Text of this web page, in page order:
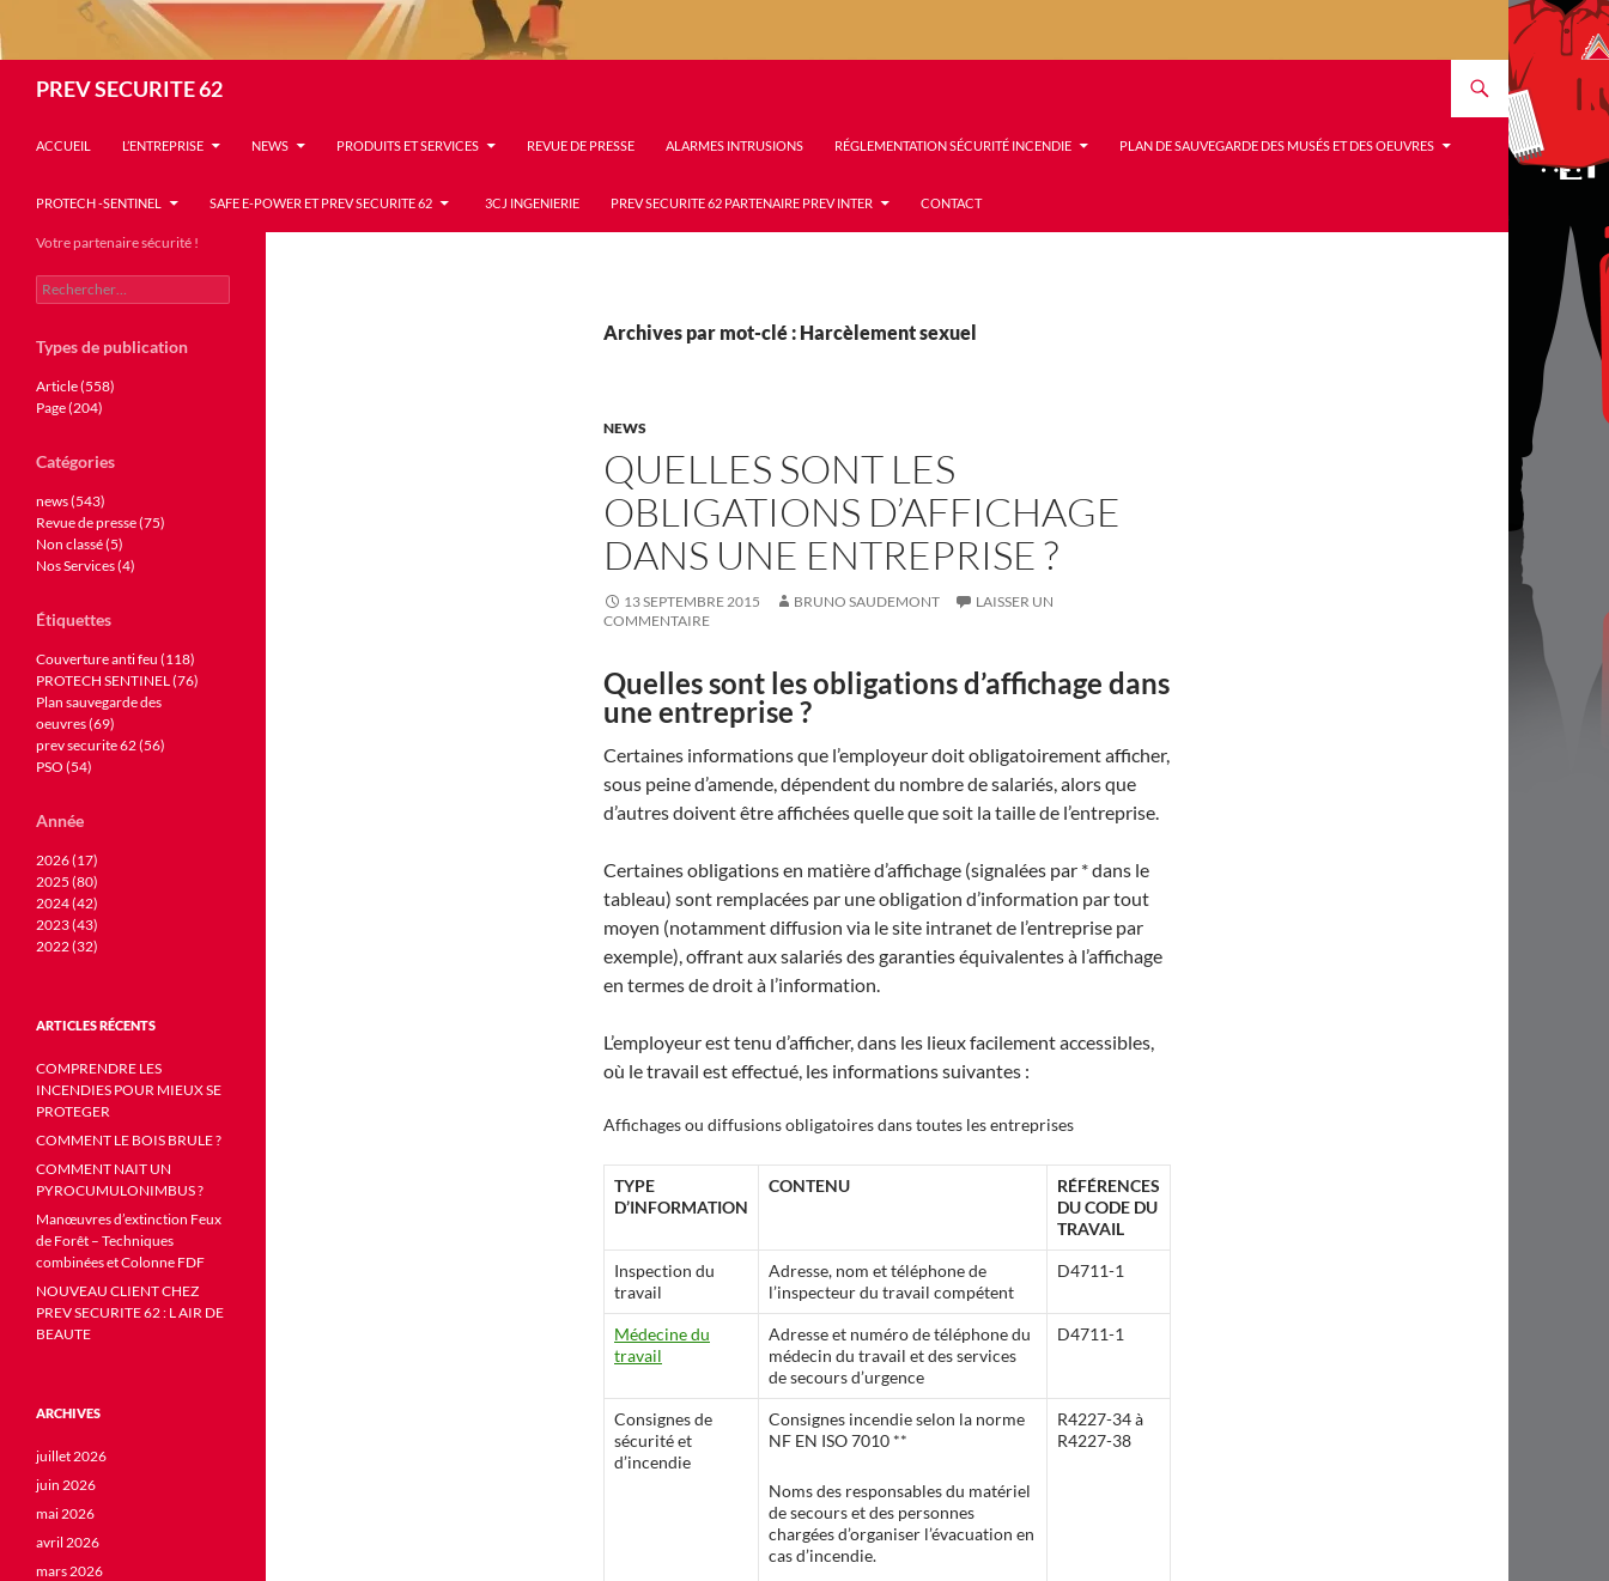
PREV SECURITE 62
ACCUEIL L’ENTREPRISE NEWS PRODUITS ET SERVICES REVUE DE PRESSE ALARMES INTRUSIONS RÉGLEMENTATION SÉCURITÉ INCENDIE PLAN DE SAUVEGARDE DES MUSÉS ET DES OEUVRES
PROTECH -SENTINEL SAFE E-POWER ET PREV SECURITE 62 3CJ INGENIERIE PREV SECURITE 62 PARTENAIRE PREV INTER CONTACT
Archives par mot-clé : Harcèlement sexuel
NEWS
QUELLES SONT LES
OBLIGATIONS D’AFFICHAGE
DANS UNE ENTREPRISE ?
13 SEPTEMBRE 2015 BRUNO SAUDEMONT
LAISSER UN
COMMENTAIRE
Quelles sont les obligations d’affichage dans
une entreprise ?
Certaines informations que l’employeur doit obligatoirement afficher,
sous peine d’amende, dépendent du nombre de salariés, alors que
d’autres doivent être affichées quelle que soit la taille de l’entreprise.
Certaines obligations en matière d’affichage (signalées par * dans le
tableau) sont remplacées par une obligation d’information par tout
moyen (notamment diffusion via le site intranet de l’entreprise par
exemple), offrant aux salariés des garanties équivalentes à l’affichage
en termes de droit à l’information.
L’employeur est tenu d’afficher, dans les lieux facilement accessibles,
où le travail est effectué, les informations suivantes :
Affichages ou diffusions obligatoires dans toutes les entreprises
TYPE
D’INFORMATION
CONTENU
RÉFÉRENCES
DU CODE DU
TRAVAIL
Inspection du
travail
Adresse, nom et téléphone de
l’inspecteur du travail compétent
D4711-1
Médecine du
travail
Adresse et numéro de téléphone du
médecin du travail et des services
de secours d’urgence
D4711-1
Consignes de
sécurité et
d’incendie
Consignes incendie selon la norme
NF EN ISO 7010 **
Noms des responsables du matériel
de secours et des personnes
chargées d’organiser l’évacuation en
cas d’incendie.
R4227-34 à
R4227-38
Votre partenaire sécurité !
Rechercher :
Types de publication
Article (558)
Page (204)
Catégories
news (543)
Revue de presse (75)
Non classé (5)
Nos Services (4)
Étiquettes
Couverture anti feu (118)
PROTECH SENTINEL (76)
Plan sauvegarde des
oeuvres (69)
prev securite 62 (56)
PSO (54)
Année
2026 (17)
2025 (80)
2024 (42)
2023 (43)
2022 (32)
ARTICLES RÉCENTS
COMPRENDRE LES
INCENDIES POUR MIEUX SE
PROTEGER
COMMENT LE BOIS BRULE ?
COMMENT NAIT UN
PYROCUMULONIMBUS ?
Manœuvres d’extinction Feux
de Forêt – Techniques
combinées et Colonne FDF
NOUVEAU CLIENT CHEZ
PREV SECURITE 62 : L AIR DE
BEAUTE
ARCHIVES
juillet 2026
juin 2026
mai 2026
avril 2026
mars 2026